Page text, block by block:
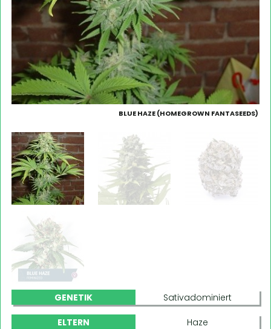
BLUE HAZE (HOMEGROWN FANTASEEDS)
GENETIK Sativadominiert
ELTERN
Haze